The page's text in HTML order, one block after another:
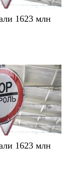
1623 млн
1623 млн